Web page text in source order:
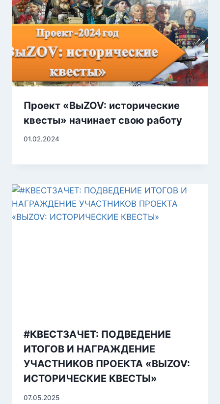
Проект «ВыZOV: исторические
квесты» начинает свою работу
01.02.2024
#КВЕСТЗАЧЕТ: ПОДВЕДЕНИЕ
ИТОГОВ И НАГРАЖДЕНИЕ
УЧАСТНИКОВ ПРОЕКТА «ВЫZOV:
ИСТОРИЧЕСКИЕ КВЕСТЫ»
07.05.2025